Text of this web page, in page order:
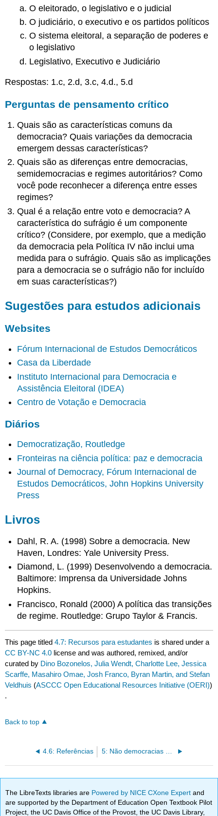
O eleitorado, o legislativo e o judicial
O judiciário, o executivo e os partidos políticos
O sistema eleitoral, a separação de poderes e
o legislativo
Legislativo, Executivo e Judiciário
Respostas: 1.c, 2.d, 3.c, 4.d., 5.d
Perguntas de pensamento crítico
Quais são as características comuns da
democracia? Quais variações da democracia
emergem dessas características?
Quais são as diferenças entre democracias,
semidemocracias e regimes autoritários? Como
você pode reconhecer a diferença entre esses
regimes?
Qual é a relação entre voto e democracia? A
característica do sufrágio é um componente
crítico? (Considere, por exemplo, que a medição
da democracia pela Política IV não inclui uma
medida para o sufrágio. Quais são as implicações
para a democracia se o sufrágio não for incluído
em suas características?)
Sugestões para estudos adicionais
Websites
Fórum Internacional de Estudos Democráticos
Casa da Liberdade
Instituto Internacional para Democracia e
Assistência Eleitoral (IDEA)
Centro de Votação e Democracia
Diários
Democratização, Routledge
Fronteiras na ciência política: paz e democracia
Journal of Democracy, Fórum Internacional de
Estudos Democráticos, John Hopkins University
Press
Livros
Dahl, R. A. (1998) Sobre a democracia. New
Haven, Londres: Yale University Press.
Diamond, L. (1999) Desenvolvendo a democracia.
Baltimore: Imprensa da Universidade Johns
Hopkins.
Francisco, Ronald (2000) A política das transições
de regime. Routledge: Grupo Taylor & Francis.
This page titled4.7: Recursos para estudantes is shared under a
CC BY-NC 4.0 license and was authored, remixed, and/or
curated by Dino Bozonelos, Julia Wendt, Charlotte Lee, Jessica
Scarffe, Masahiro Omae, Josh Franco, Byran Martin, and Stefan
Veldhuis (ASCCC Open Educational Resources Initiative (OERI))
.
Back to top
4.6: Referências 5: Não democracias e retrocesso democrático
The LibreTexts libraries are Powered by NICE CXone Expertand
are supported by the Department of Education Open Textbook Pilot
Project, the UC Davis Office of the Provost, the UC Davis Library,